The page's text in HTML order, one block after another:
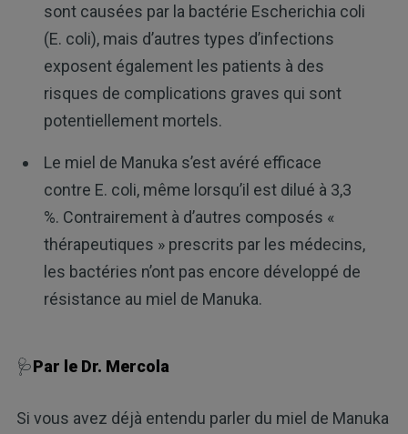
sont causées par la bactérie Escherichia coli
(E. coli), mais d’autres types d’infections
exposent également les patients à des
risques de complications graves qui sont
potentiellement mortels.
Le miel de Manuka s’est avéré efficace
contre E. coli, même lorsqu’il est dilué à 3,3
%. Contrairement à d’autres composés «
thérapeutiques » prescrits par les médecins,
les bactéries n’ont pas encore développé de
résistance au miel de Manuka.
🩺Par le Dr. Mercola
Si vous avez déjà entendu parler du miel de Manuka